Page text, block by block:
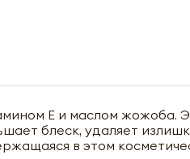
Е и маслом жожоба.
блеск, удаляет
в этoм